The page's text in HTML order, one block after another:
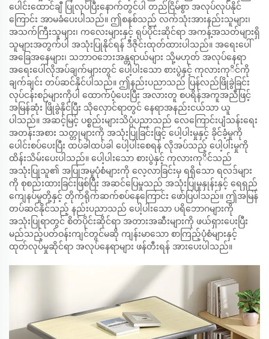
ပေါင်းထောင်ချီ ပြုလုပ်ပြီးနောက်တွင်ပါ တည်ငြိမ်စွာ အလုပ်လုပ်နိုင်
ကြောင်း အာမခံပေးပါသည်။ ဤစနစ်သည် လက်သုံးအားနည်းသူများ၊
အသက်ကြီးသူများ၊ ကလေးများနှင့် ရုပ်ပိုင်းဆိုင်ရာ အကန့်အသတ်များရှိ
သူများအတွက်ပါ အသုံးပြုနိုင်ရန် ဒီဇိုင်းထုတ်ထားပါသည်။ အရေးပေါ်
အခြေအနေများ၊ သဘာဝဘေးအန္တရာယ်များ သို့မဟုတ် အလုပ်နေရာ
အရေးပေါ်လိုအပ်ချက်များတွင် ပေါ့ပါးသော စားပွဲနှင့် ကုလားကုိင်ကို
ချက်ချင်း တပ်ဆင်နိုင်ပါသည်။ ဤနည်းပညာသည် ပြန်လည်ဖြိုခွဲခြင်း
လုပ်ငန်းစဉ်များကိုပါ ထောက်ပံ့ပေးပြီး အလားတူ စပရိန်အကူအညီဖြင့်
အမြန်ဆုံး ဖြိုခွဲနိုင်ပြီး သိုလှောင်ရာတွင် နေရာအနည်းငယ်သာ ယူ
ပါသည်။ အဆင့်မြင့် ပစ္စည်းများသိပ္ပံပညာသည် လေကြောင်းပျံသန်းရေး
အတန်းအစား သတ္တုများကို အသုံးပြုခြင်းဖြင့် ပေါ့ပါးမှုနှင့် ခိုင်ခံ့မှုကို
ပေါင်းစပ်ပေးပြီး ထပ်ခါထပ်ခါ ပေါ့ပါးစေရန် လိုအပ်သည့် ပေါ့ပါးမှုကို
ထိန်းသိမ်းပေးပါသည်။ ပေါ့ပါးသော စားပွဲနှင့် ကုလားကုိင်သည်
အသုံးပြုသူ၏ အပြုအမူပုံစံများကို လေ့လာခြင်းမှ ရရှိသော ရလဒ်များ
ကို စုစည်းထားခြင်းဖြစ်ပြီး အဆင်ပြေမှုသည် အသုံးပြုမှုနှုန်းနှင့် ရေရှည်
ကျေနပ်မှုတို့နှင့် တိုက်ရိုက်ဆက်စပ်နေကြောင်း ဖော်ပြပါသည်။ ဤအမြန်
တပ်ဆင်နိုင်သည့် နည်းပညာသည် ပေါ့ပါးသော ပရိဘောဂများကို
အသုံးပြုရာတွင် စိတ်ပိုင်းဆိုင်ရာ အတားအဆီးများကို ဖယ်ရှားပေးပြီး
မည်သည့်ပတ်ဝန်းကျင်တွင်မဆို ကျန်းမာသော စာကြည့်ပုံစံများနှင့်
ထုတ်လုပ်မှုဆိုင်ရာ အလုပ်နေရာများ ဖန်တီးရန် အားပေးပါသည်။